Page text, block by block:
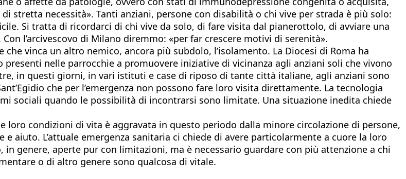
stretta necessità». Tanti anziani, persone con disabilità o chi vive per strada è più solo:
Si tratta di ricordarci di chi vive da solo, di fare visita dal pianerottolo, di avviare una
l’arcivescovo di Milano diremmo: «per far crescere motivi di serenità».
vinca un altro nemico, ancora più subdolo, l’isolamento. La Diocesi di Roma ha
nelle parrocchie a promuovere iniziative di vicinanza agli anziani soli che vivono
in questi giorni, in vari istituti e case di riposo di tante città italiane, agli anziani sono
che per l’emergenza non possono fare loro visita direttamente. La tecnologia
sociali quando le possibilità di incontrarsi sono limitate. Una situazione inedita chiede
loro condizioni di vita è aggravata in questo periodo dalla minore circolazione di persone,
aiuto. L’attuale emergenza sanitaria ci chiede di avere particolarmente a cuore la loro
genere, aperte pur con limitazioni, ma è necessario guardare con più attenzione a chi
o di altro genere sono qualcosa di vitale.